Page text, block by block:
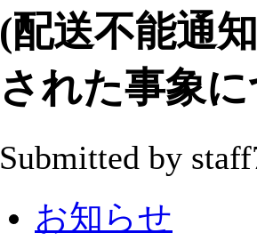
(配送不能通
された事象
Submitted by
お知らせ